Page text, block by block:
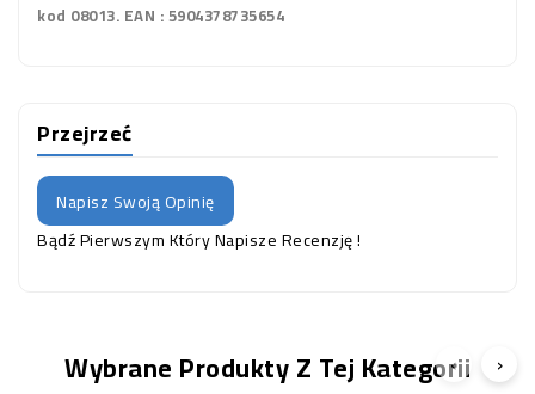
kod 08013. EAN : 5904378735654
Przejrzeć
Napisz Swoją Opinię
Bądź Pierwszym Który Napisze Recenzję !
Wybrane Produkty Z Tej Kategorii
‹ ›